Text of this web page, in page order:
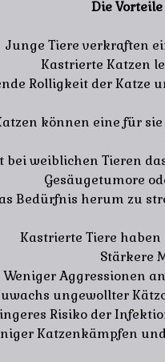
Die
Junge Tiere verkraften
Kastrierte Katzen
Rolligkeit der Katze
können eine für
bei weiblichen Tieren
Gesäugetumore
Bedürfnis herum zu
Kastrierte Tiere
Stärkere
Weniger Aggressionen
ungewollter
Risiko der
Katzenkämpfen